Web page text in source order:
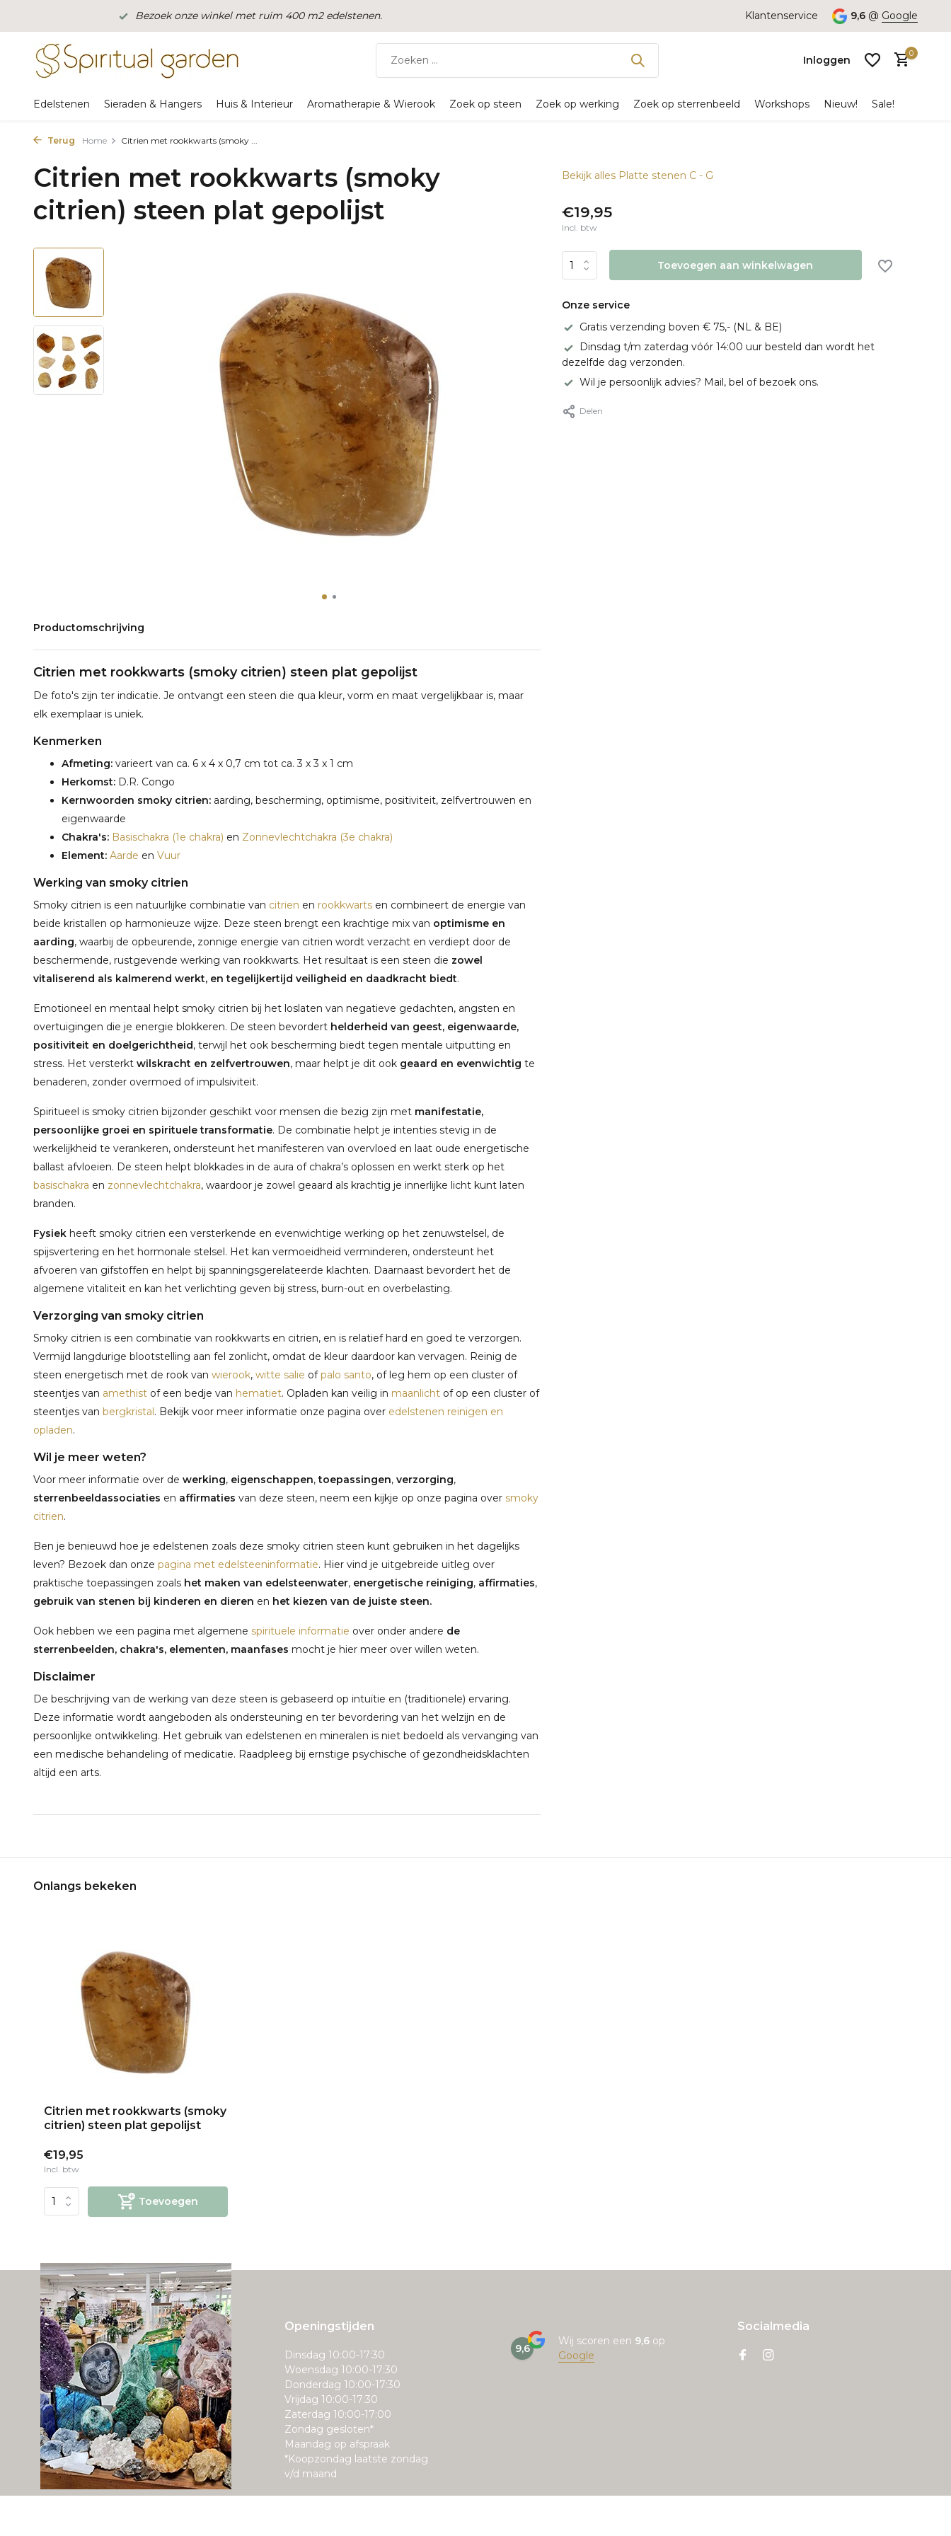
Bezoek onze winkel met ruim 400 m2 edelstenen. Klantenservice 9,6 @ Google
Inloggen
0
Edelstenen Sieraden & Hangers Huis & Interieur Aromatherapie & Wierook Zoek op steen Zoek op werking Zoek op sterrenbeeld Workshops Nieuw! Sale!
Terug Home Citrien met rookkwarts (smoky ...
Citrien met rookkwarts (smoky
citrien) steen plat gepolijst
Productomschrijving
Citrien met rookkwarts (smoky citrien) steen plat gepolijst
De foto's zijn ter indicatie. Je ontvangt een steen die qua kleur, vorm en maat vergelijkbaar is, maar
elk exemplaar is uniek.
Kenmerken
Afmeting: varieert van ca. 6 x 4 x 0,7 cm tot ca. 3 x 3 x 1 cm
Herkomst: D.R. Congo
Kernwoorden smoky citrien: aarding, bescherming, optimisme, positiviteit, zelfvertrouwen en
eigenwaarde
Chakra's: Basischakra (1e chakra) en Zonnevlechtchakra (3e chakra)
Element: Aarde en Vuur
Werking van smoky citrien
Smoky citrien is een natuurlijke combinatie van citrien en rookkwarts en combineert de energie van
beide kristallen op harmonieuze wijze. Deze steen brengt een krachtige mix van optimisme en
aarding, waarbij de opbeurende, zonnige energie van citrien wordt verzacht en verdiept door de
beschermende, rustgevende werking van rookkwarts. Het resultaat is een steen die zowel
vitaliserend als kalmerend werkt, en tegelijkertijd veiligheid en daadkracht biedt.
Emotioneel en mentaal helpt smoky citrien bij het loslaten van negatieve gedachten, angsten en
overtuigingen die je energie blokkeren. De steen bevordert helderheid van geest, eigenwaarde,
positiviteit en doelgerichtheid, terwijl het ook bescherming biedt tegen mentale uitputting en
stress. Het versterkt wilskracht en zelfvertrouwen, maar helpt je dit ook geaard en evenwichtig te
benaderen, zonder overmoed of impulsiviteit.
Spiritueel is smoky citrien bijzonder geschikt voor mensen die bezig zijn met manifestatie,
persoonlijke groei en spirituele transformatie. De combinatie helpt je intenties stevig in de
werkelijkheid te verankeren, ondersteunt het manifesteren van overvloed en laat oude energetische
ballast afvloeien. De steen helpt blokkades in de aura of chakra’s oplossen en werkt sterk op het
basischakra en zonnevlechtchakra, waardoor je zowel geaard als krachtig je innerlijke licht kunt laten
branden.
Fysiek heeft smoky citrien een versterkende en evenwichtige werking op het zenuwstelsel, de
spijsvertering en het hormonale stelsel. Het kan vermoeidheid verminderen, ondersteunt het
afvoeren van gifstoffen en helpt bij spanningsgerelateerde klachten. Daarnaast bevordert het de
algemene vitaliteit en kan het verlichting geven bij stress, burn-out en overbelasting.
Verzorging van smoky citrien
Smoky citrien is een combinatie van rookkwarts en citrien, en is relatief hard en goed te verzorgen.
Vermijd langdurige blootstelling aan fel zonlicht, omdat de kleur daardoor kan vervagen. Reinig de
steen energetisch met de rook van wierook, witte salie ofpalo santo, of leg hem op een cluster of
steentjes van amethist of een bedje van hematiet. Opladen kan veilig in maanlicht of op een cluster of
steentjes van bergkristal. Bekijk voor meer informatie onze pagina over edelstenen reinigen en
opladen.
Wil je meer weten?
Voor meer informatie over de werking, eigenschappen,toepassingen, verzorging,
sterrenbeeldassociaties en affirmaties van deze steen, neem een kijkje op onze pagina over smoky
citrien.
Ben je benieuwd hoe je edelstenen zoals deze smoky citrien steen kunt gebruiken in het dagelijks
leven? Bezoek dan onze pagina met edelsteeninformatie. Hier vind je uitgebreide uitleg over
praktische toepassingen zoals het maken van edelsteenwater, energetische reiniging, affirmaties,
gebruik van stenen bij kinderen en dieren en het kiezen van de juiste steen.
Ook hebben we een pagina met algemene spirituele informatie over onder andere de
sterrenbeelden, chakra's, elementen, maanfases mocht je hier meer over willen weten.
Disclaimer
De beschrijving van de werking van deze steen is gebaseerd op intuïtie en (traditionele) ervaring.
Deze informatie wordt aangeboden als ondersteuning en ter bevordering van het welzijn en de
persoonlijke ontwikkeling. Het gebruik van edelstenen en mineralen is niet bedoeld als vervanging van
een medische behandeling of medicatie. Raadpleeg bij ernstige psychische of gezondheidsklachten
altijd een arts.
Bekijk alles Platte stenen C - G
€19,95
Incl. btw
Toevoegen aan winkelwagen
Onze service
Gratis verzending boven € 75,- (NL & BE)
Dinsdag t/m zaterdag vóór 14:00 uur besteld dan wordt het
dezelfde dag verzonden.
Wil je persoonlijk advies? Mail, bel of bezoek ons.
Delen
Onlangs bekeken
Citrien met rookkwarts (smoky
citrien) steen plat gepolijst
€19,95
Incl. btw
Toevoegen
Openingstijden
Dinsdag 10:00-17:30
Woensdag 10:00-17:30
Donderdag 10:00-17:30
Vrijdag 10:00-17:30
Zaterdag 10:00-17:00
Zondag gesloten*
Maandag op afspraak
*Koopzondag laatste zondag
v/d maand
9,6
Wij scoren een 9,6 op
Google
Socialmedia